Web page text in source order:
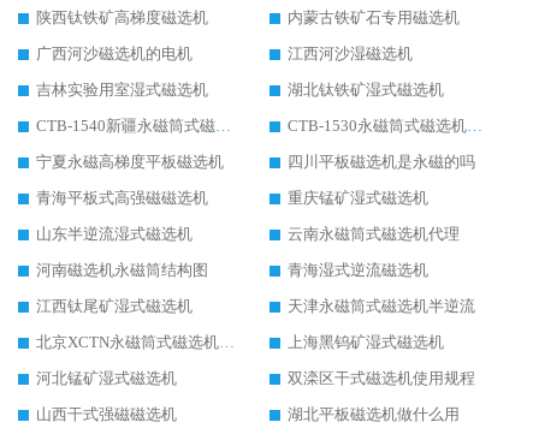
陕西钛铁矿高梯度磁选机
内蒙古铁矿石专用磁选机
广西河沙磁选机的电机
江西河沙湿磁选机
吉林实验用室湿式磁选机
湖北钛铁矿湿式磁选机
CTB-1540新疆永磁筒式磁选机
CTB-1530永磁筒式磁选机代理商
宁夏永磁高梯度平板磁选机
四川平板磁选机是永磁的吗
青海平板式高强磁磁选机
重庆锰矿湿式磁选机
山东半逆流湿式磁选机
云南永磁筒式磁选机代理
河南磁选机永磁筒结构图
青海湿式逆流磁选机
江西钛尾矿湿式磁选机
天津永磁筒式磁选机半逆流
北京XCTN永磁筒式磁选机磁块位置
上海黑钨矿湿式磁选机
河北锰矿湿式磁选机
双滦区干式磁选机使用规程
山西干式强磁磁选机
湖北平板磁选机做什么用